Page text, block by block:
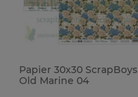
Papier 30x30 ScrapBoys
Old Marine 04